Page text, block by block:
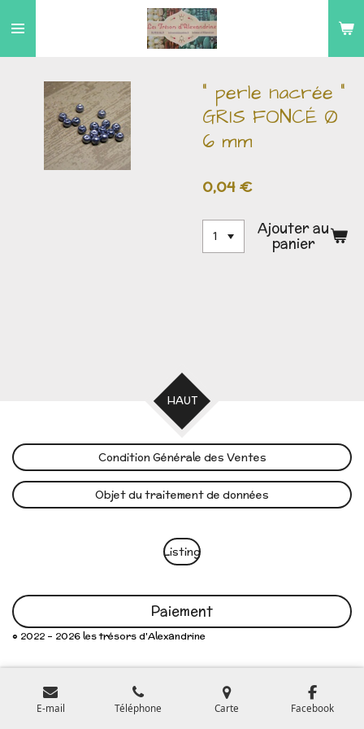
au
" perle nacrée "
GRIS FONCÉ Ø
6 mm
0,04 €
Ajouter au
panier
HAUT
Condition Générale des Ventes
Objet du traitement de données
Listing
Paiement
© 2022 - 2026 les trésors d'Alexandrine
E-mail Téléphone Carte Facebook